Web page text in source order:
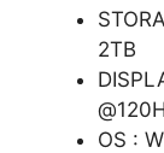
2TB
OS :